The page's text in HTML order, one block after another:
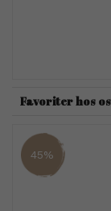
Favoriter hos
45%